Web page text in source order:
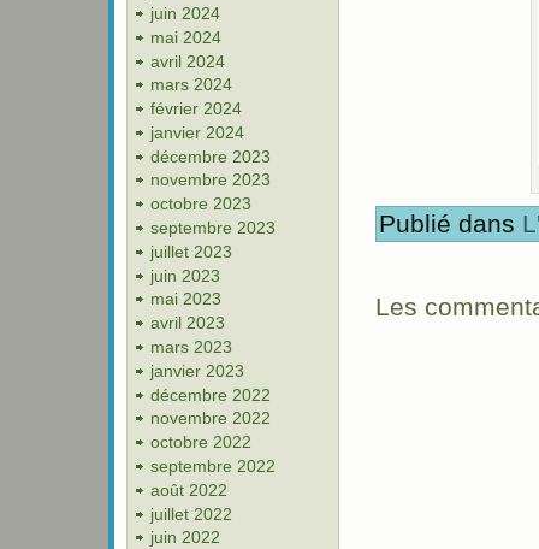
juin 2024
mai 2024
avril 2024
mars 2024
février 2024
janvier 2024
décembre 2023
novembre 2023
octobre 2023
septembre 2023
juillet 2023
juin 2023
mai 2023
avril 2023
mars 2023
janvier 2023
décembre 2022
novembre 2022
octobre 2022
septembre 2022
août 2022
juillet 2022
juin 2022
Publié dans
Les